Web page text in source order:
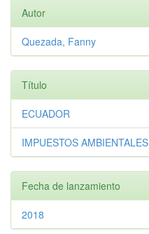
Autor
Quezada, Fanny
Título
ECUADOR
IMPUESTOS AMBIENTALES
Fecha de lanzamiento
2018